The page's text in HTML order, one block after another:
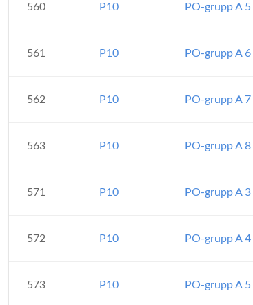
560 P10 PO-grupp A 5
561 P10 PO-grupp A 6
562 P10 PO-grupp A 7
563 P10 PO-grupp A 8
571 P10 PO-grupp A 3
572 P10 PO-grupp A 4
573 P10 PO-grupp A 5